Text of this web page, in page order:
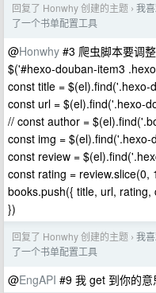
回复了 Honwhy 创建的主题 › 我
了一个书单配置工具
@Honwhy #3 爬虫脚本要调整
$('#hexo-douban-item3
const title =
const url = $(el).find('.hexo-
// const author =
const img =
const review =
const rating =
books.push({ title, url,
})
回复了 Honwhy 创建的主题 › 我
了一个书单配置工具
@EngAPI #9 我 get 到你的意